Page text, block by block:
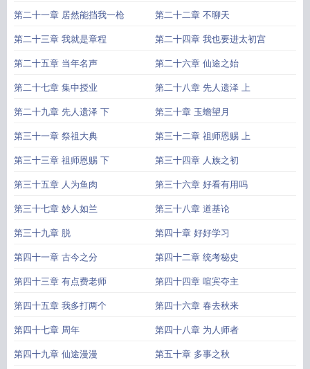
第二十一章 居然能挡我一枪 第二十二章 不聊天
第二十三章 我就是章程 第二十四章 我也要进太初宫
第二十五章 当年名声 第二十六章 仙途之始
第二十七章 集中授业 第二十八章 先人遗泽 上
第二十九章 先人遗泽 下 第三十章 玉蟾望月
第三十一章 祭祖大典 第三十二章 祖师恩赐 上
第三十三章 祖师恩赐 下 第三十四章 人族之初
第三十五章 人为鱼肉 第三十六章 好看有用吗
第三十七章 妙人如兰 第三十八章 道基论
第三十九章 脱 第四十章 好好学习
第四十一章 古今之分 第四十二章 统考秘史
第四十三章 有点费老师 第四十四章 喧宾夺主
第四十五章 我多打两个 第四十六章 春去秋来
第四十七章 周年 第四十八章 为人师者
第四十九章 仙途漫漫 第五十章 多事之秋